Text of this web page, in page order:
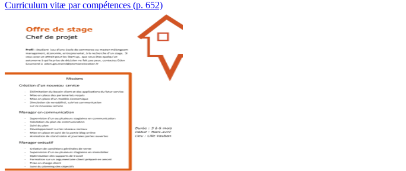
Curriculum vitæ par compétences (p. 652)